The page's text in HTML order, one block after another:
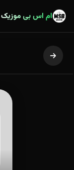
ام اس بی موزیک